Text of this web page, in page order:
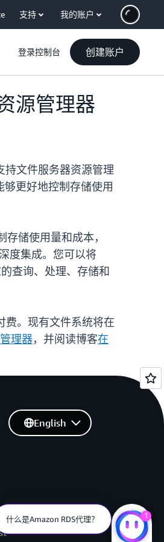
支持 我的账户
登录控制台 创建账户
源管理器
持文件服务器资源管理
更好地控制存储使用
储使用量和成本，
度集成。您可以将
查询、处理、存储和
费。现有文件系统将在
理器，并阅读博客在
English
什么是Amazon RDS代理？ 1